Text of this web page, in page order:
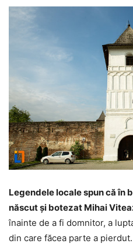
Legendele locale spun că în
născut şi botezat Mihai
înainte de a fi domnitor, a
din care făcea parte a